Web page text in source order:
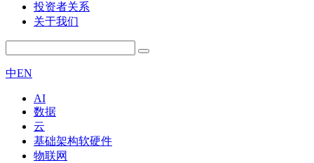
投资者关系
关于我们
中EN
AI
数据
云
基础架构软硬件
物联网